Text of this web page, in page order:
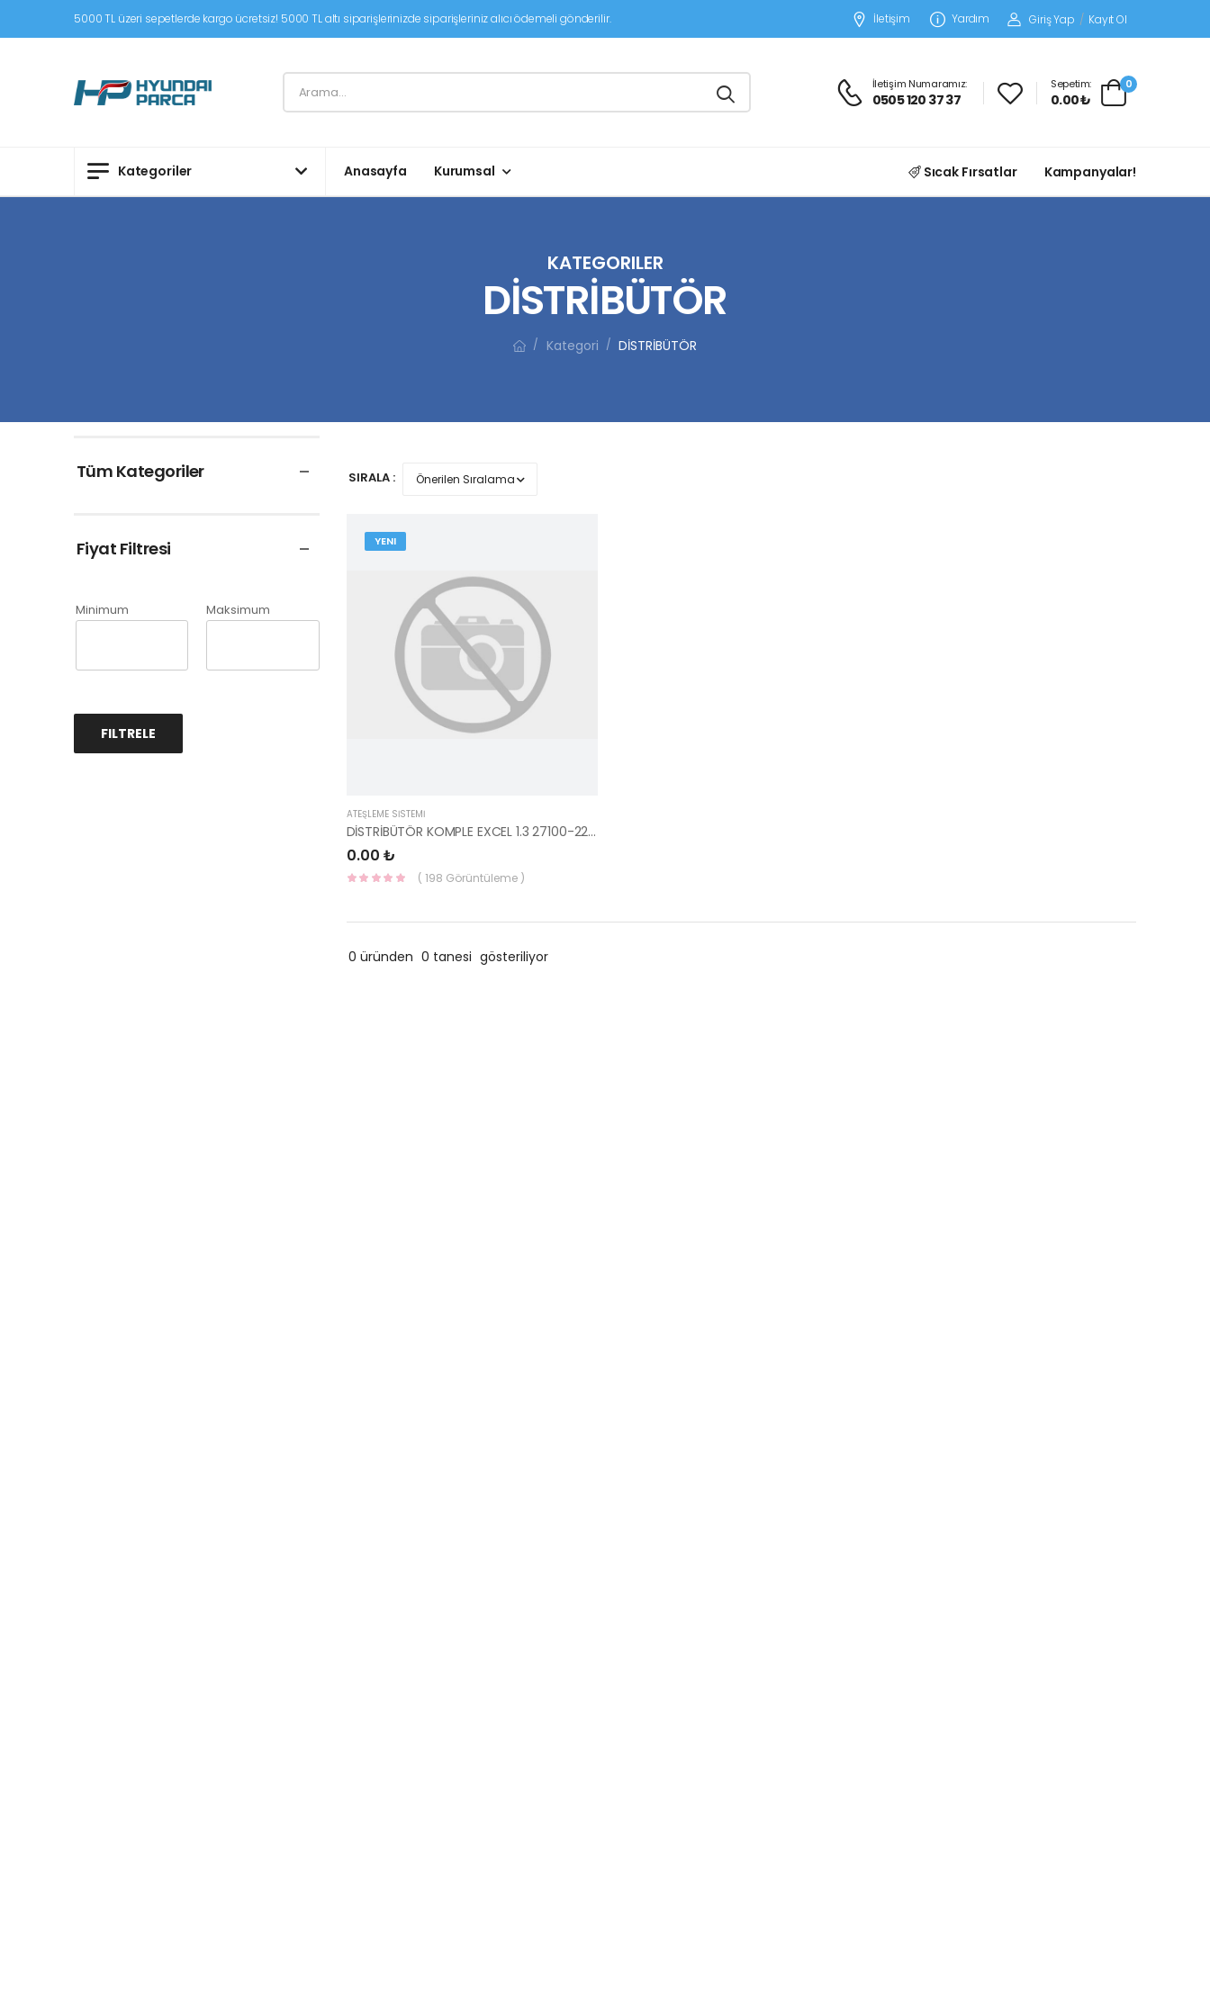
5000 TL üzeri sepetlerde kargo ücretsiz! 5000 TL altı siparişlerinizde siparişleriniz alıcı ödemeli gönderilir. İletişim Yardım Giriş Yap / Kayıt Ol
İletişim Numaramız:
0505 120 37 37
Sepetim:
0.00 ₺
0
Kategoriler Anasayfa Kurumsal Sıcak Fırsatlar Kampanyalar!
KATEGORILER
DİSTRİBÜTÖR
/ Kategori / DİSTRİBÜTÖR
Tüm Kategoriler
Fiyat Filtresi
Minimum Maksimum
FILTRELE
SIRALA :
YENI
ATEŞLEME SİSTEMİ
DİSTRİBÜTÖR KOMPLE EXCEL 1.3 27100-22301-HYUNDAI
0.00 ₺
( 198 Görüntüleme )
0 üründen 0 tanesi gösteriliyor